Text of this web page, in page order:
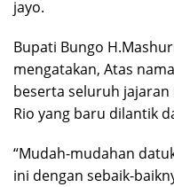
jayo.
Bupati Bungo
mengatakan, Atas
beserta seluruh
Rio yang baru dilantik
“Mudah-mudahan
ini dengan sebaik-